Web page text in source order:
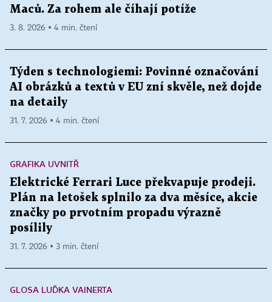
Maců. Za rohem ale číhají potíže
3. 8. 2026 ▪ 4 min. čtení
Týden s technologiemi: Povinné označování
AI obrázků a textů v EU zní skvěle, než dojde
na detaily
31. 7. 2026 ▪ 4 min. čtení
GRAFIKA UVNITŘ
Elektrické Ferrari Luce překvapuje prodeji.
Plán na letošek splnilo za dva měsíce, akcie
značky po prvotním propadu výrazně
posílily
31. 7. 2026 ▪ 3 min. čtení
GLOSA LUĎKA VAINERTA